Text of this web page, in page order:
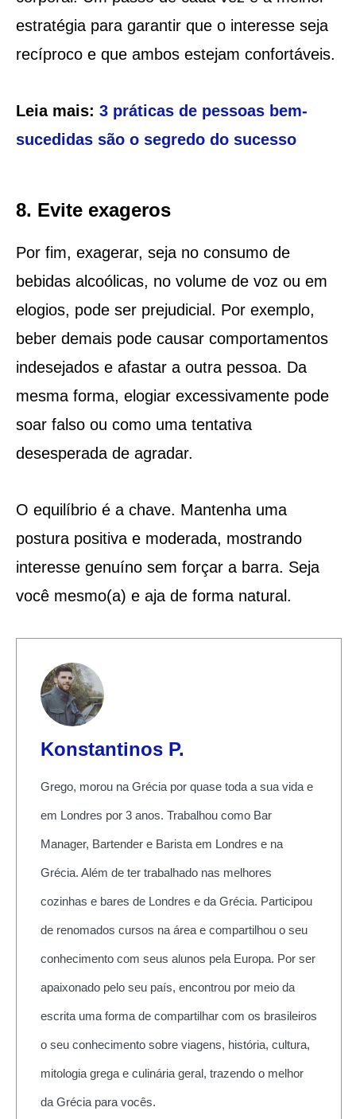
estratégia para garantir que o interesse seja
recíproco e que ambos estejam confortáveis.
Leia mais: 3 práticas de pessoas bem-
sucedidas são o segredo do sucesso
8. Evite exageros
Por fim, exagerar, seja no consumo de
bebidas alcoólicas, no volume de voz ou em
elogios, pode ser prejudicial. Por exemplo,
beber demais pode causar comportamentos
indesejados e afastar a outra pessoa. Da
mesma forma, elogiar excessivamente pode
soar falso ou como uma tentativa
desesperada de agradar.
O equilíbrio é a chave. Mantenha uma
postura positiva e moderada, mostrando
interesse genuíno sem forçar a barra. Seja
você mesmo(a) e aja de forma natural.
Konstantinos P.
Grego, morou na Grécia por quase toda a sua vida e
em Londres por 3 anos. Trabalhou como Bar
Manager, Bartender e Barista em Londres e na
Grécia. Além de ter trabalhado nas melhores
cozinhas e bares de Londres e da Grécia. Participou
de renomados cursos na área e compartilhou o seu
conhecimento com seus alunos pela Europa. Por ser
apaixonado pelo seu país, encontrou por meio da
escrita uma forma de compartilhar com os brasileiros
o seu conhecimento sobre viagens, história, cultura,
mitologia grega e culinária geral, trazendo o melhor
da Grécia para vocês.